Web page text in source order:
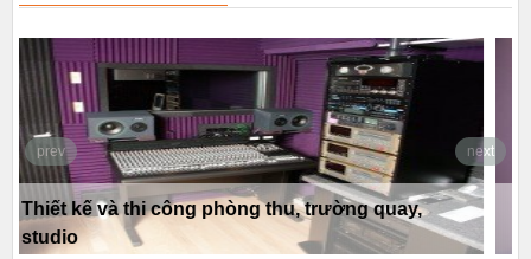
Thiết kế và thi công phòng nghe nhạc, xem phim
gia đình
prev next